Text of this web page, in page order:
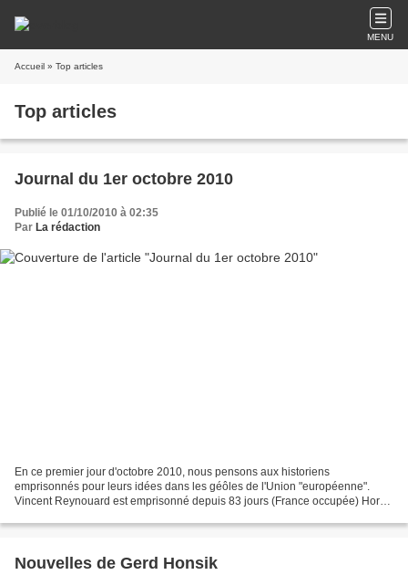
MENU
Accueil » Top articles
Top articles
Journal du 1er octobre 2010
Publié le 01/10/2010 à 02:35
Par La rédaction
En ce premier jour d'octobre 2010, nous pensons aux historiens
emprisonnés pour leurs idées dans les géôles de l'Union "européenne".
Vincent Reynouard est emprisonné depuis 83 jours (France occupée) Horst
Nouvelles de Gerd Honsik